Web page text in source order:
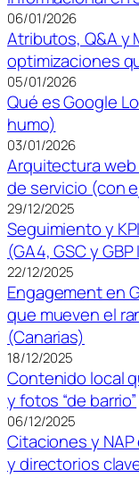
06/01/2026
Atributos, Q&A y
optimizaciones
05/01/2026
Qué es Google
humo)
03/01/2026
Arquitectura web
de servicio (con
29/12/2025
Seguimiento y
(GA4, GSC y
22/12/2025
Engagement en
que mueven el
(Canarias)
18/12/2025
Contenido local
y fotos “de barrio”
06/12/2025
Citaciones y
y directorios